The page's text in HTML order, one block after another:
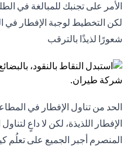
الأمر على تجنبك للمبالغة في
لكن التخطيط لوجبة الإفطار في
شعورًا لذيذًا بالترقب
الحد من تناول الإفطار في
الإفطار اللذيذة، لكن لا داعٍ
المنصرم أجبر الجميع على تعلُم